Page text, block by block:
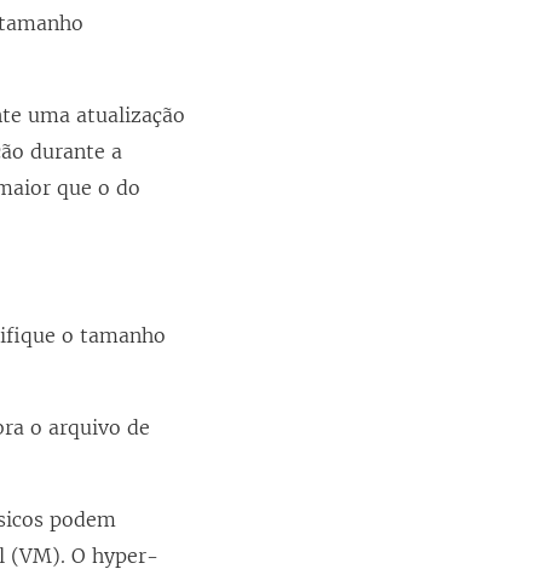
uma atualização
durante a
que o do
o tamanho
o arquivo de
podem
(VM). O hyper-